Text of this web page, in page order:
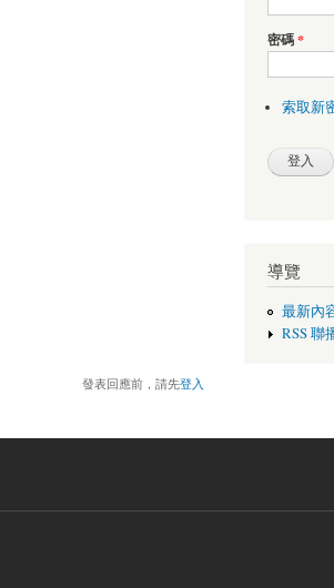
發表回應前，請先登入
密碼*
索取新
導覽
最新內
RSS 聯